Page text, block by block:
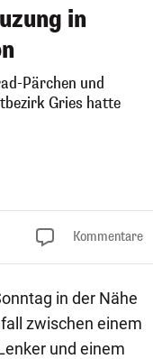
in
Pärchen und
Gries hatte
Kommentare
in der Nähe
zwischen einem
und einem